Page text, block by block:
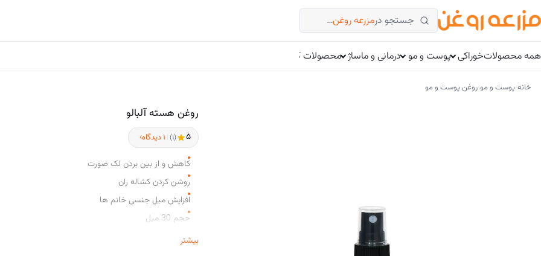
رفتن
به
محتوا
جستجو درمزرعه روغن…
همه محصولاتخوراکی پوست و مو درمانی و ماساژ محصولات کتوژنیک
خانه›پوست و مو›روغن پوست و مو
روغن هسته آلبالو
۵ (۱) ۱ دیدگاه ›
کاهش و از بین بردن لک صورت
روشن کردن کشاله ران
افزایش میل جنسی خانم ها
حجم 30 میل
برای روش استفاده QR روی محصول را اسکن کنیدبیشتر